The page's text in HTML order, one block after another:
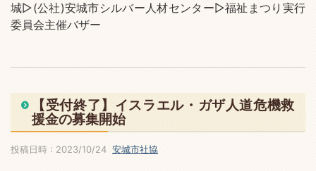
城▷(公社)安城市シルバー人材センター▷福祉まつり実行
委員会主催バザー
【受付終了】イスラエル・ガザ人道危機救
援金の募集開始
投稿日時 : 2023/10/24 安城市社協